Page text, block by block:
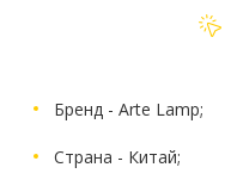
Бренд - Arte Lamp;
Страна - Китай;